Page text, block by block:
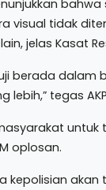
visual tidak
jelas Kasat
berada
lebih,” tegas
untuk
oplosan.
kepolisian